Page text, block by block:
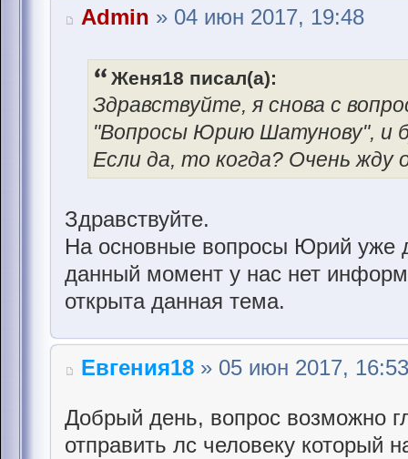
Admin » 04 июн 2017, 19:48
Женя18 писал(а):
Здравствуйте, я снова с
"Вопросы Юрию Шатунову", и
Если да, то когда? Очень жду
Здравствуйте.
На основные вопросы Юрий уже
данный момент у нас нет
открыта данная тема.
Евгения18 » 05 июн 2017, 16:53
Добрый день, вопрос возможно
отправить лс человеку который